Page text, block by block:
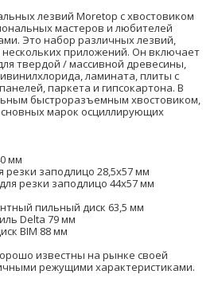
лезвий Moretop с хвостовиком
мастеров и любителей
Это набор различных лезвий,
приложений. Он включает
твердой / массивной древесины,
ламината, плиты с
паркета и гипсокартона. В
быстроразъемным хвостовиком,
марок осциллирующих
мм
резки заподлицо 28,5x57 мм
резки заподлицо 44x57 мм
пильный диск 63,5 мм
Delta 79 мм
BIM 88 мм
известны на рынке своей
режущими характеристиками.